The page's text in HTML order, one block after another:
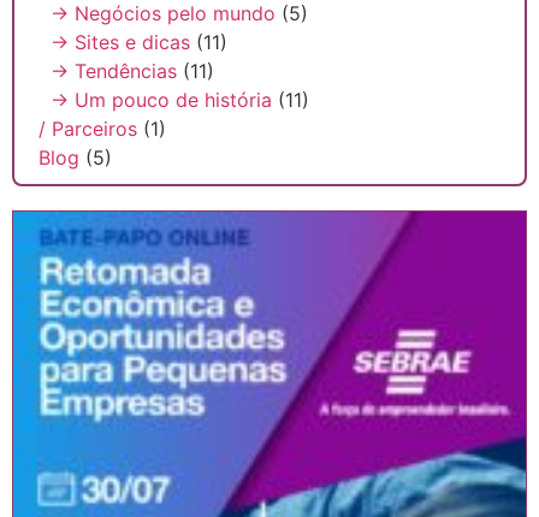
→ Negócios pelo mundo (5)
→ Sites e dicas (11)
→ Tendências (11)
→ Um pouco de história (11)
/ Parceiros (1)
Blog (5)